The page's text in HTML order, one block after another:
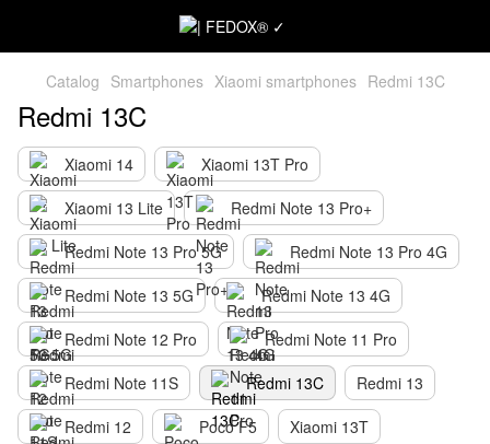
Catalog Smartphones Xiaomi smartphones Redmi 13C
Redmi 13C
Xiaomi 14
Xiaomi 13T Pro
Xiaomi 13 Lite
Redmi Note 13 Pro+
Redmi Note 13 Pro 5G
Redmi Note 13 Pro 4G
Redmi Note 13 5G
Redmi Note 13 4G
Redmi Note 12 Pro
Redmi Note 11 Pro
Redmi Note 11S
Redmi 13C
Redmi 13
Redmi 12
Poco F5
Xiaomi 13T